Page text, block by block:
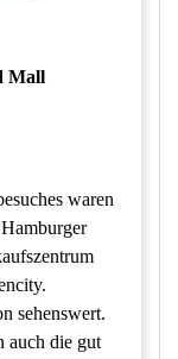
Mall
waren
sehenswert.
auch die gut